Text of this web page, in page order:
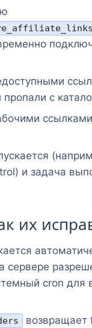
с
и задача
их
сервере
cron для
возвращает